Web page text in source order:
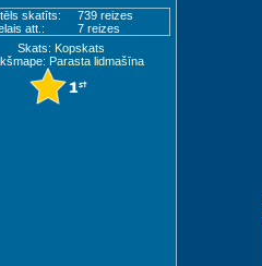
skatīts:
739 reizes
att.:
7 reizes
Skats: Kopskats
Parasta lidmašīna